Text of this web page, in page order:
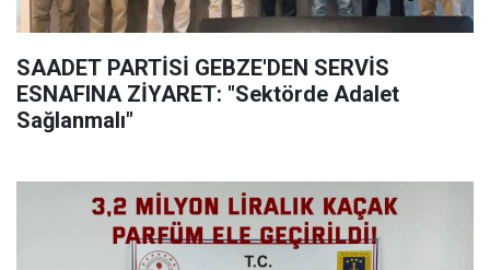
SAADET PARTİSİ GEBZE'DEN SERVİS
ESNAFINA ZİYARET: "Sektörde Adalet
Sağlanmalı"